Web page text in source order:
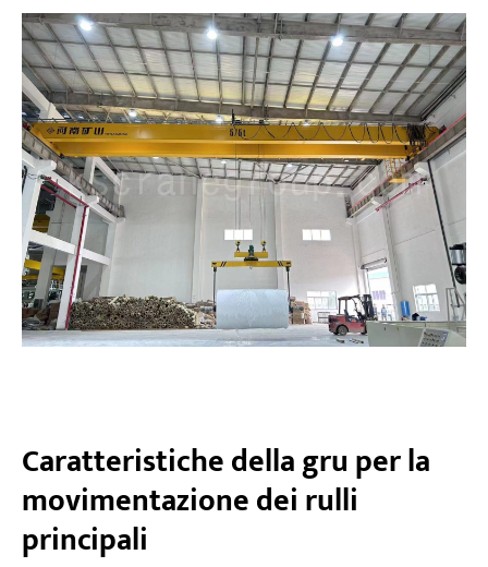
Applicazioni
Chi siamo
Contattaci
Caratteristiche della gru per la
movimentazione dei rulli
principali